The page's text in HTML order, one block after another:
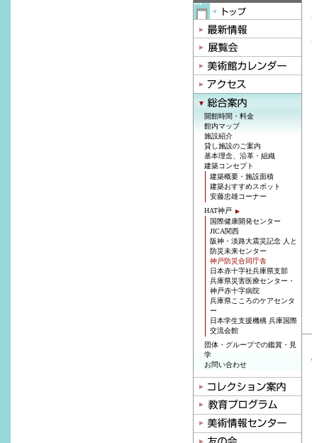
開館時間・料金
館内マップ
施設紹介
貸し施設のご案内
基本理念、沿革・組織
建築コンセプト
建築概要・施設面積
建築おすすめスポット
安藤忠雄コーナー
HAT神戸
国際健康開発センター
JICA関西
阪神・淡路大震災記念 人と
防災未来センター
神戸防災合同庁舎
日本赤十字社兵庫県支部
兵庫県災害医療センター・
神戸赤十字病院
兵庫県こころのケアセンタ
ー
日本学生支援機構 兵庫国際
交流会館
団体・グループでの鑑賞・見
学
お問い合わせ